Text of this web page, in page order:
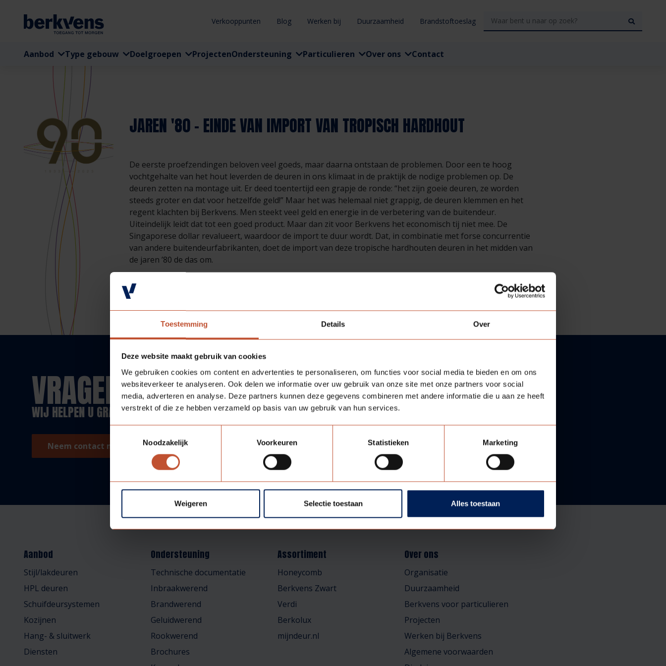
Toestemming Details Over
Deze website maakt gebruik van cookies
We gebruiken cookies om content en advertenties te personaliseren, om functies voor social media te bieden en om ons
websiteverkeer te analyseren. Ook delen we informatie over uw gebruik van onze site met onze partners voor social
media, adverteren en analyse. Deze partners kunnen deze gegevens combineren met andere informatie die u aan ze heeft
verstrekt of die ze hebben verzameld op basis van uw gebruik van hun services.
Noodzakelijk
Voorkeuren Statistieken Marketing
Weigeren Selectie toestaan Alles toestaan
Verkooppunten Blog Werken bij Duurzaamheid Brandstoftoeslag
Aanbod Type gebouw Doelgroepen ProjectenOndersteuning Particulieren Over ons Contact
JAREN '80 – EINDE VAN IMPORT VAN TROPISCH HARDHOUT
De eerste proefzendingen beloven veel goeds, maar daarna ontstaan de problemen. Door een te hoog
vochtgehalte van het hout leverden de deuren in ons klimaat in de praktijk de nodige problemen op. De
deuren zetten na montage uit. Er deed toentertijd een grapje de ronde: “het zijn goeie deuren, ze worden
steeds groter en dat voor hetzelfde geld!” Maar het was helemaal niet grappig, de deuren klemmen en het
regent klachten bij Berkvens. Men steekt veel geld en energie in de verbetering van de buitendeur.
Uiteindelijk leidt dat tot een goed product. Maar dan zit voor Berkvens het economisch tij niet mee. De
Singaporese dollar revalueert, waardoor de import te duur wordt. Dat, in combinatie met forse concurrentie
van andere buitendeurfabrikanten, doet de import van deze tropische hardhouten deuren in het midden van
de jaren ’80 de das om.
VRAGEN?
WIJ HELPEN U GRAAG!
Neem contact met ons op!
Aanbod
Stijl/lakdeuren
HPL deuren
Schuifdeursystemen
Kozijnen
Hang- & sluitwerk
Diensten
Ondersteuning
Technische documentatie
Inbraakwerend
Brandwerend
Geluidwerend
Rookwerend
Brochures
Assortiment
Honeycomb
Berkvens Zwart
Verdi
Berkolux
mijndeur.nl
Over ons
Organisatie
Duurzaamheid
Berkvens voor particulieren
Projecten
Werken bij Berkvens
Algemene voorwaarden